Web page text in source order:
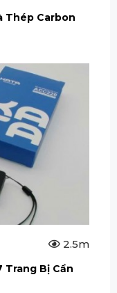
Thép Carbon
2.5m
Trang Bị Cần